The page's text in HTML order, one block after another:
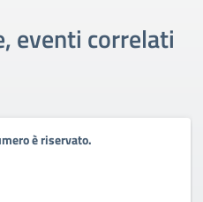
eventi correlati
è riservato.